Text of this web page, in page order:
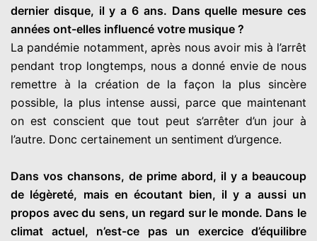
dernier disque, il y a 6 ans. Dans quelle mesure ces
années ont-elles influencé votre musique ?
La pandémie notamment, après nous avoir mis à l’arrêt
pendant trop longtemps, nous a donné envie de nous
remettre à la création de la façon la plus sincère
possible, la plus intense aussi, parce que maintenant
on est conscient que tout peut s’arrêter d’un jour à
l’autre. Donc certainement un sentiment d’urgence.
Dans vos chansons, de prime abord, il y a beaucoup
de légèreté, mais en écoutant bien, il y a aussi un
propos avec du sens, un regard sur le monde. Dans le
climat actuel, n’est-ce pas un exercice d’équilibre